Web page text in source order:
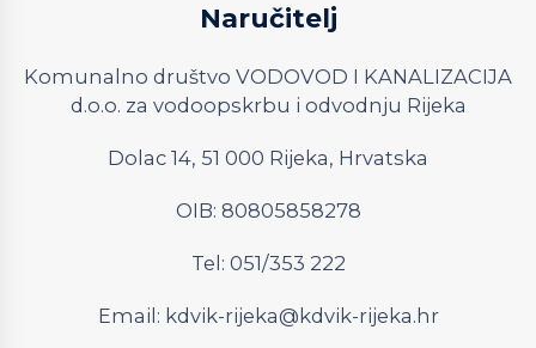
Naručitelj
Komunalno društvo VODOVOD I KANALIZACIJA
d.o.o. za vodoopskrbu i odvodnju Rijeka
Dolac 14, 51 000 Rijeka, Hrvatska
OIB: 80805858278
Tel: 051/353 222
Email: kdvik-rijeka@kdvik-rijeka.hr